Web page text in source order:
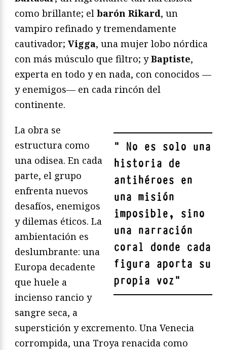
como brillante; el barón Rikard, un
vampiro refinado y tremendamente
cautivador; Vigga, una mujer lobo nórdica
con más músculo que filtro; yBaptiste,
experta en todo y en nada, con conocidos —
y enemigos— en cada rincón del
continente.
" No es solo una
historia de
antihéroes en
una misión
imposible, sino
una narración
coral donde cada
figura aporta su
propia voz"
La obra se
estructura como
una odisea. En cada
parte, el grupo
enfrenta nuevos
desafíos, enemigos
y dilemas éticos. La
ambientación es
deslumbrante: una
Europa decadente
que huele a
incienso rancio y
sangre seca, a
superstición y excremento. Una Venecia
corrompida, una Troya renacida como